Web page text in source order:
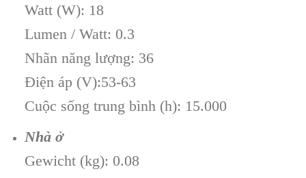
Watt (W): 18
Lumen / Watt: 0.3
Nhãn năng lượng: 36
Điện áp (V):53-63
Cuộc sống trung bình (h): 15.000
Nhà ở
Gewicht (kg): 0.08